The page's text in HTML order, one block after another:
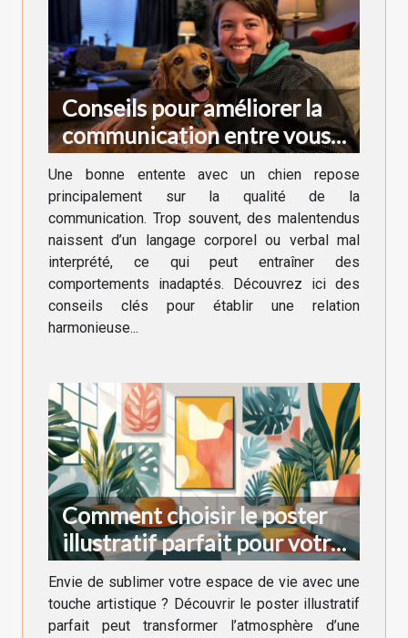
Conseils pour améliorer la
communication entre vous
et votre chien
Une bonne entente avec un chien repose
principalement sur la qualité de la
communication. Trop souvent, des malentendus
naissent d’un langage corporel ou verbal mal
interprété, ce qui peut entraîner des
comportements inadaptés. Découvrez ici des
conseils clés pour établir une relation
harmonieuse...
Comment choisir le poster
illustratif parfait pour votre
décoration intérieure
Envie de sublimer votre espace de vie avec une
touche artistique ? Découvrir le poster illustratif
parfait peut transformer l’atmosphère d’une